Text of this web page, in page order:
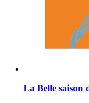
La Belle saison